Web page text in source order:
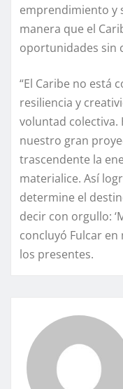
emprendimiento y
manera que el
oportunidades sin
“El Caribe no está
resiliencia y
voluntad colectiva.
nuestro gran
trascendente la
materialice. Así
determine el
decir con orgullo:
concluyó Fulcar
los presentes.